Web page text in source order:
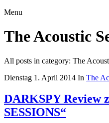
Menu
The Acoustic
All posts in category: The
Dienstag 1. April 2014 In The
DARKSPY Review
SESSIONS“